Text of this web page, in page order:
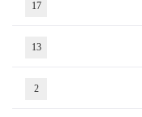
17
13
2